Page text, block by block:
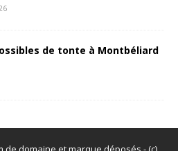
de tonte à Montbéliard